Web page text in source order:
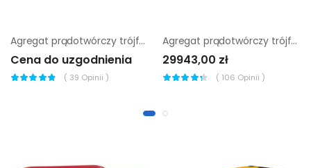
Agregat prądotwórczy trójfazowy Endress ESE 20 YW
Cena do uzgodnienia
( 39 Opinii )
Agregat prądotwórczy trójfazowy Endress ESE 2006 DBS-GT ES
29943,00 zł
( 106 Opinii )